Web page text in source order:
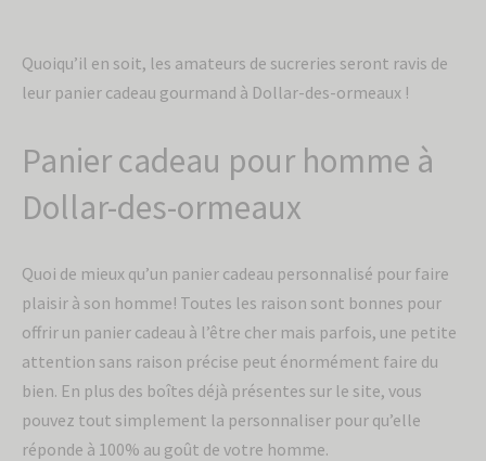
l'infolettre pour
recevoir 10% de
Sois le premier à être informé de nos
nouveaux produits et offres exclusives.
Quoiqu’il en soit, les amateurs de sucreries seront ravis de
leur panier cadeau gourmand à Dollar-des-ormeaux !
Panier cadeau pour homme à
Dollar-des-ormeaux
Quoi de mieux qu’un panier cadeau personnalisé pour faire
plaisir à son homme! Toutes les raison sont bonnes pour
offrir un panier cadeau à l’être cher mais parfois, une petite
attention sans raison précise peut énormément faire du
bien. En plus des boîtes déjà présentes sur le site, vous
pouvez tout simplement la personnaliser pour qu’elle
réponde à 100% au goût de votre homme.